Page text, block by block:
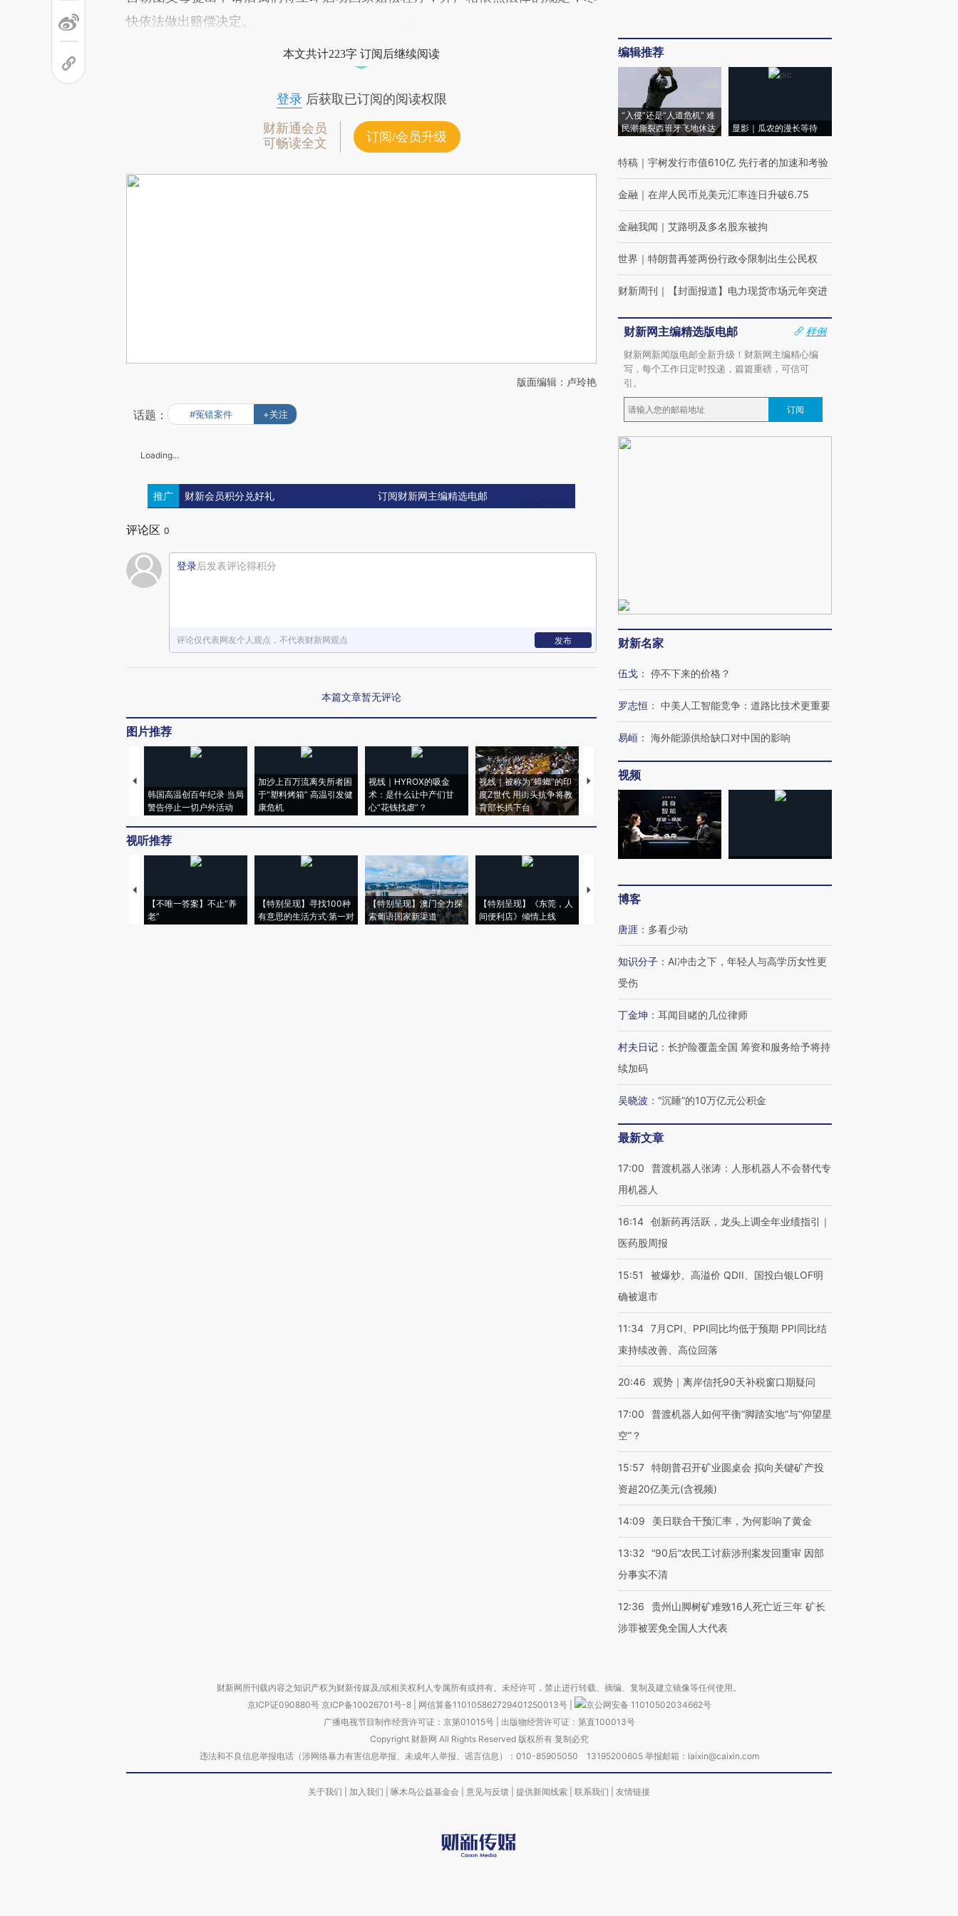
快依法做出赔偿决定。
本文共计223字 订阅后继续阅读
登录后获取已订阅的阅读权限
财新通会员
可畅读全文
订阅/会员升级
版面编辑：卢玲艳
话题： #冤错案件 +关注
Loading...
推广 财新会员积分兑好礼 订阅财新网主编精选电邮
评论区 0
登录后发表评论得积分
评论仅代表网友个人观点，不代表财新网观点 发布
本篇文章暂无评论
图片推荐
韩国高温创百年纪录 当局
警告停止一切户外活动
加沙上百万流离失所者困
于“塑料烤箱” 高温引发健
康危机
视线｜HYROX的吸金
术：是什么让中产们甘
心“花钱找虐”？
视线｜被称为“蟑螂”的印
度Z世代 用街头抗争将教
育部长拱下台
视线｜“入侵”还是“人道危
机”？难民潮撕裂西班牙
128毫米 紧急转移近
视听推荐
【不唯一答案】不止“养
老”
【特别呈现】寻找100种
有意思的生活方式·第一对
【特别呈现】澳门全力探
索葡语国家新渠道
【特别呈现】《东莞，人
间便利店》倾情上线
【推广】走进第四届链博
会，让数智科技“链”接产
编辑推荐
“入侵”还是“人道危机” 难
民潮撕裂西班牙飞地休达
显影｜瓜农的漫长等待
特稿 ｜ 宇树发行市值610亿 先行者的加速和考验
金融 ｜ 在岸人民币兑美元汇率连日升破6.75
金融我闻 ｜ 艾路明及多名股东被拘
世界 ｜ 特朗普再签两份行政令限制出生公民权
财新周刊 ｜ 【封面报道】电力现货市场元年突进
财新网主编精选版电邮
样例
财新网新闻版电邮全新升级！财新网主编精心编
写，每个工作日定时投递，篇篇重磅，可信可
引。
订阅
财新名家
伍戈 ： 停不下来的价格？
罗志恒 ： 中美人工智能竞争：道路比技术更重要
易峘 ： 海外能源供给缺口对中国的影响
视频
博客
唐涯 ： 多看少动
知识分子 ： AI冲击之下，年轻人与高学历女性更
受伤
丁金坤 ： 耳闻目睹的几位律师
村夫日记 ： 长护险覆盖全国 筹资和服务给予将持
续加码
吴晓波 ： “沉睡”的10万亿元公积金
最新文章
17:00
普渡机器人张涛：人形机器人不会替代专
用机器人
16:14 创新药再活跃，龙头上调全年业绩指引｜
医药股周报
15:51
被爆炒、高溢价 QDII、国投白银LOF明
确被退市
11:34 7月CPI、PPI同比均低于预期 PPI同比结
束持续改善、高位回落
20:46 观势｜离岸信托90天补税窗口期疑问
17:00
普渡机器人如何平衡“脚踏实地”与“仰望星
空”？
15:57 特朗普召开矿业圆桌会 拟向关键矿产投
资超20亿美元(含视频)
14:09 美日联合干预汇率，为何影响了黄金
13:32 “90后”农民工讨薪涉刑案发回重审 因部
分事实不清
12:36
贵州山脚树矿难致16人死亡近三年 矿长
涉罪被罢免全国人大代表
财新网所刊载内容之知识产权为财新传媒及/或相关权利人专属所有或持有。未经许可，禁止进行转载、摘编、复制及建立镜像等任何使用。
京ICP证090880号 京ICP备10026701号-8 网信算备110105862729401250013号
京公网安备 11010502034662号
广播电视节目制作经营许可证：京第01015号| 出版物经营许可证：第直100013号
Copyright 财新网 All Rights Reserved 版权所有 复制必究
违法和不良信息举报电话（涉网络暴力有害信息举报、未成年人举报、谣言信息）：010-85905050 13195200605 举报邮箱：laixin@caixin.com
关于我们 加入我们 啄木鸟公益基金会 意见与反馈 提供新闻线索 联系我们 友情链接